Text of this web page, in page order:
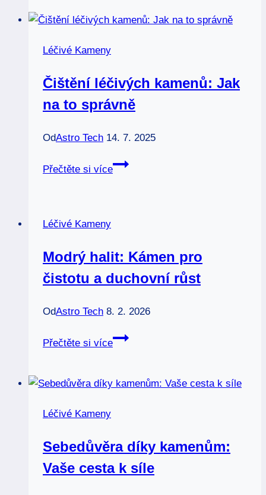
zemní
Léčivé Kameny
Čištění léčivých kamenů: Jak
na to správně
OdAstro Tech 14. 7. 2025
Přečtěte si více
Čištění
správně
Léčivé Kameny
Modrý halit: Kámen pro
čistotu a duchovní růst
OdAstro Tech 8. 2. 2026
Přečtěte si více
Modrý
pro
růst
Léčivé Kameny
Sebedůvěra díky kamenům:
Vaše cesta k síle